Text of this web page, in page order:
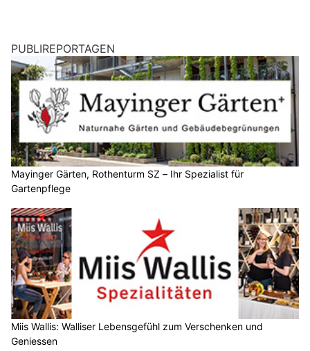
PUBLIREPORTAGEN
Mayinger Gärten, Rothenturm SZ – Ihr Spezialist für
Gartenpflege
Miis Wallis: Walliser Lebensgefühl zum Verschenken und
Geniessen